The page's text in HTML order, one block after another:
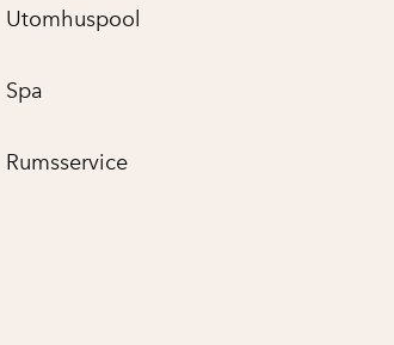
Utomhuspool
Spa
Rumsservice